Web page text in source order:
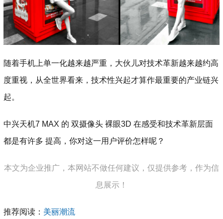
随着手机上单一化越来越严重，大伙儿对技术革新越来越约高
度重视，从全世界看来，技术性兴起才算作最重要的产业链兴
起。
中兴天机7 MAX 的 双摄像头 裸眼3D 在感受和技术革新层面
都是有许多 提高，你对这一用户评价怎样呢？
本文为企业推广，本网站不做任何建议，仅提供参考，作为信
息展示！
推荐阅读： 美丽潮流